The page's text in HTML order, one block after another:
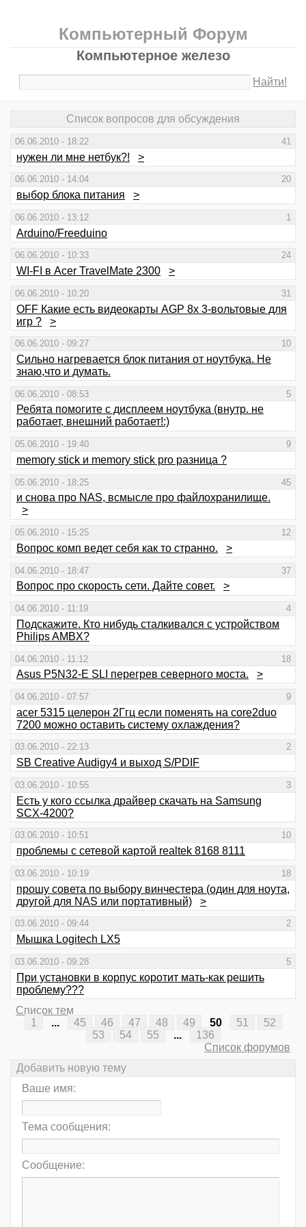
Компьютерный Форум
Компьютерное железо
Найти!
Список вопросов для обсуждения
06.06.2010 - 18:22 41
нужен ли мне нетбук?! >
06.06.2010 - 14:04 20
выбор блока питания >
06.06.2010 - 13:12 1
Arduino/Freeduino
06.06.2010 - 10:33 24
WI-FI в Acer TravelMate 2300 >
06.06.2010 - 10:20 31
OFF Какие есть видеокарты AGP 8x 3-вольтовые для
игр ?
>
06.06.2010 - 09:27 10
Сильно нагревается блок питания от ноутбука. Не
знаю,что и думать.
06.06.2010 - 08:53 5
Ребята помогите с дисплеем ноутбука (внутр. не
работает, внешний работает!:)
05.06.2010 - 19:40 9
memory stick и memory stick pro разница ?
05.06.2010 - 18:25 45
и снова про NAS, всмысле про файлохранилище.
>
05.06.2010 - 15:25 12
Вопрос комп ведет себя как то странно. >
04.06.2010 - 18:47 37
Вопрос про скорость сети. Дайте совет. >
04.06.2010 - 11:19 4
Подскажите. Кто нибудь сталкивался с устройством
Philips AMBX?
04.06.2010 - 11:12 18
Asus P5N32-E SLI перегрев северного моста. >
04.06.2010 - 07:57 9
acer 5315 целерон 2Ггц если поменять на core2duo
7200 можно оставить систему охлаждения?
03.06.2010 - 22:13 2
SB Creative Audigy4 и выход S/PDIF
03.06.2010 - 10:55 3
Есть у кого ссылка драйвер скачать на Samsung
SCX-4200?
03.06.2010 - 10:51 10
проблемы с сетевой картой realtek 8168 8111
03.06.2010 - 10:19 18
прошу совета по выбору винчестера (один для ноута,
другой для NAS или портативный)
>
03.06.2010 - 09:44 2
Мышка Logitech LX5
03.06.2010 - 09:28 5
При установки в корпус коротит мать-как решить
проблему???
Список тем
1
... 45 46 47 48 49 50 51
52
53
54 55 ...
136
Список форумов
Добавить новую тему
Ваше имя:
Тема сообщения:
Сообщение: